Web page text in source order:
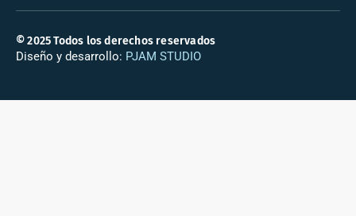
© 2025 Todos los derechos reservados
Diseño y desarrollo: PJAM STUDIO